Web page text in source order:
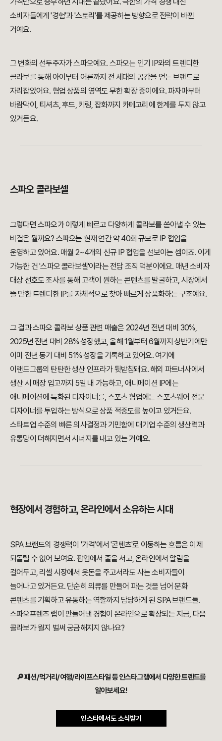
소비자들에게 '경험'과 '스토리'를 제공하는 방향으로 전략이 바뀐
거예요.
그 변화의 선두주자가 스파오예요. 스파오는 인기 IP와의 트렌디한
콜라보를 통해 아이부터 어른까지 전 세대의 공감을 얻는 브랜드로
자리잡았어요. 협업 상품의 영역도 무한 확장 중이에요. 파자마부터
바람막이, 티셔츠, 후드, 키링, 잡화까지 카테고리에 한계를 두지 않고
있거든요.
스파오 콜라보셀
그렇다면 스파오가 이렇게 빠르고 다양하게 콜라보를 쏟아낼 수 있는
비결은 뭘까요? 스파오는 현재 연간 약 40회 규모로 IP 협업을
운영하고 있어요. 매월 2~4개의 신규 IP 협업을 선보이는 셈이죠. 이게
가능한 건 '스파오 콜라보셀'이라는 전담 조직 덕분이에요. 매년 소비자
대상 선호도 조사를 통해 고객이 원하는 콘텐츠를 발굴하고, 시장에서
뜰 만한 트렌디한 IP를 자체적으로 찾아 빠르게 상품화하는 구조예요.
그 결과 스파오 콜라보 상품 관련 매출은 2024년 전년 대비 30%,
2025년 전년 대비 28% 성장했고, 올해 1월부터 6월까지 상반기에만
이미 전년 동기 대비 51% 성장을 기록하고 있어요. 여기에
이랜드그룹의 탄탄한 생산 인프라가 뒷받침돼요. 해외 파트너사에서
생산 시 매장 입고까지 5일 내 가능하고, 애니메이션 IP에는
애니메이션에 특화된 디자이너를, 스포츠 협업에는 스포츠웨어 전문
디자이너를 투입하는 방식으로 상품 적중도를 높이고 있거든요.
스타트업 수준의 빠른 의사결정과 기민함에 대기업 수준의 생산력과
유통망이 더해지면서 시너지를 내고 있는 거예요.
현장에서 경험하고, 온라인에서 소유하는 시대
SPA 브랜드의 경쟁력이 '가격'에서 '콘텐츠'로 이동하는 흐름은 이제
되돌릴 수 없어 보여요. 팝업에서 줄을 서고, 온라인에서 알림을
걸어두고, 리셀 시장에서 웃돈을 주고서라도 사는 소비자들이
늘어나고 있거든요. 단순히 의류를 만들어 파는 것을 넘어 문화
콘텐츠를 기획하고 유통하는 역할까지 담당하게 된 SPA 브랜드들.
스파오프렌즈 랩이 만들어낸 경험이 온라인으로 확장되는 지금, 다음
콜라보가 뭘지 벌써 궁금해지지 않나요?
🔎 패션/먹거리/여행/라이프스타일 등 인스타그램에서 다양한 트렌드를
알아보세요!
인스타에서도 소식받기